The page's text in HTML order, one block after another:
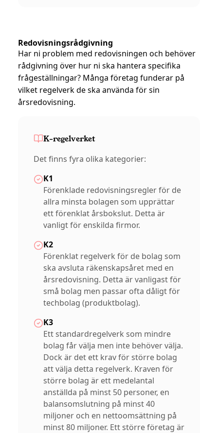
Redovisningsrådgivning
Har ni problem med redovisningen och behöver
rådgivning över hur ni ska hantera specifika
frågeställningar? Många företag funderar på
vilket regelverk de ska använda för sin
årsredovisning.
K-regelverket
Det finns fyra olika kategorier:
K1
Förenklade redovisningsregler för de
allra minsta bolagen som upprättar
ett förenklat årsbokslut. Detta är
vanligt för enskilda firmor.
K2
Förenklat regelverk för de bolag som
ska avsluta räkenskapsåret med en
årsredovisning. Detta är vanligast för
små bolag men passar ofta dåligt för
techbolag (produktbolag).
K3
Ett standardregelverk som mindre
bolag får välja men inte behöver välja.
Dock är det ett krav för större bolag
att välja detta regelverk. Kraven för
större bolag är ett medelantal
anställda på minst 50 personer, en
balansomslutning på minst 40
miljoner och en nettoomsättning på
minst 80 miljoner. Ett större företag är